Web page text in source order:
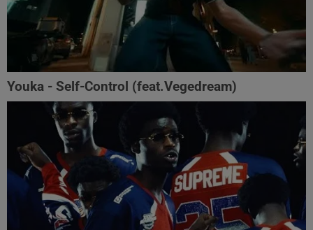
Youka - Self-Control (feat.Vegedream)